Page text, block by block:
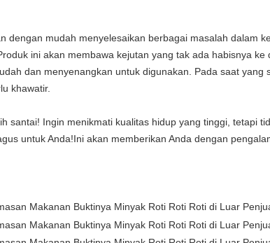
dengan mudah menyelesaikan berbagai masalah dalam
ini akan membawa kejutan yang tak ada habisnya
dan menyenangkan untuk digunakan. Pada saat
khawatir.
santai! Ingin menikmati kualitas hidup yang tinggi, tetapi
untuk Anda!Ini akan memberikan Anda dengan